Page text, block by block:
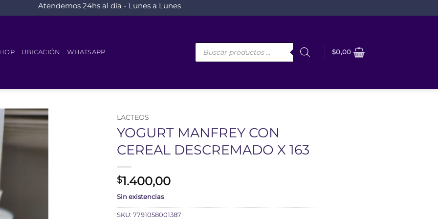
Atendemos 24hs al día - Lunes a Lunes
UBICACIÓN WHATSAPP
Búsqueda
$0,00
LACTEOS
YOGURT MANFREY CON
CEREAL DESCREMADO X 163
$1.400,00
Sin existencias
SKU: 7791058001387